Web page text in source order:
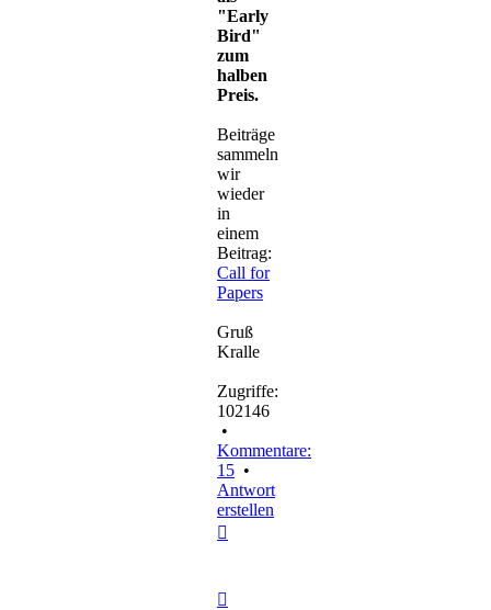
"Early
Bird"
zum
halben
Preis.
Beiträge
sammeln
wir
wieder
in
einem
Beitrag:
Call for
Papers
Gruß
Kralle
Zugriffe:
102146
•
Kommentare:
15 •
Antwort
erstellen